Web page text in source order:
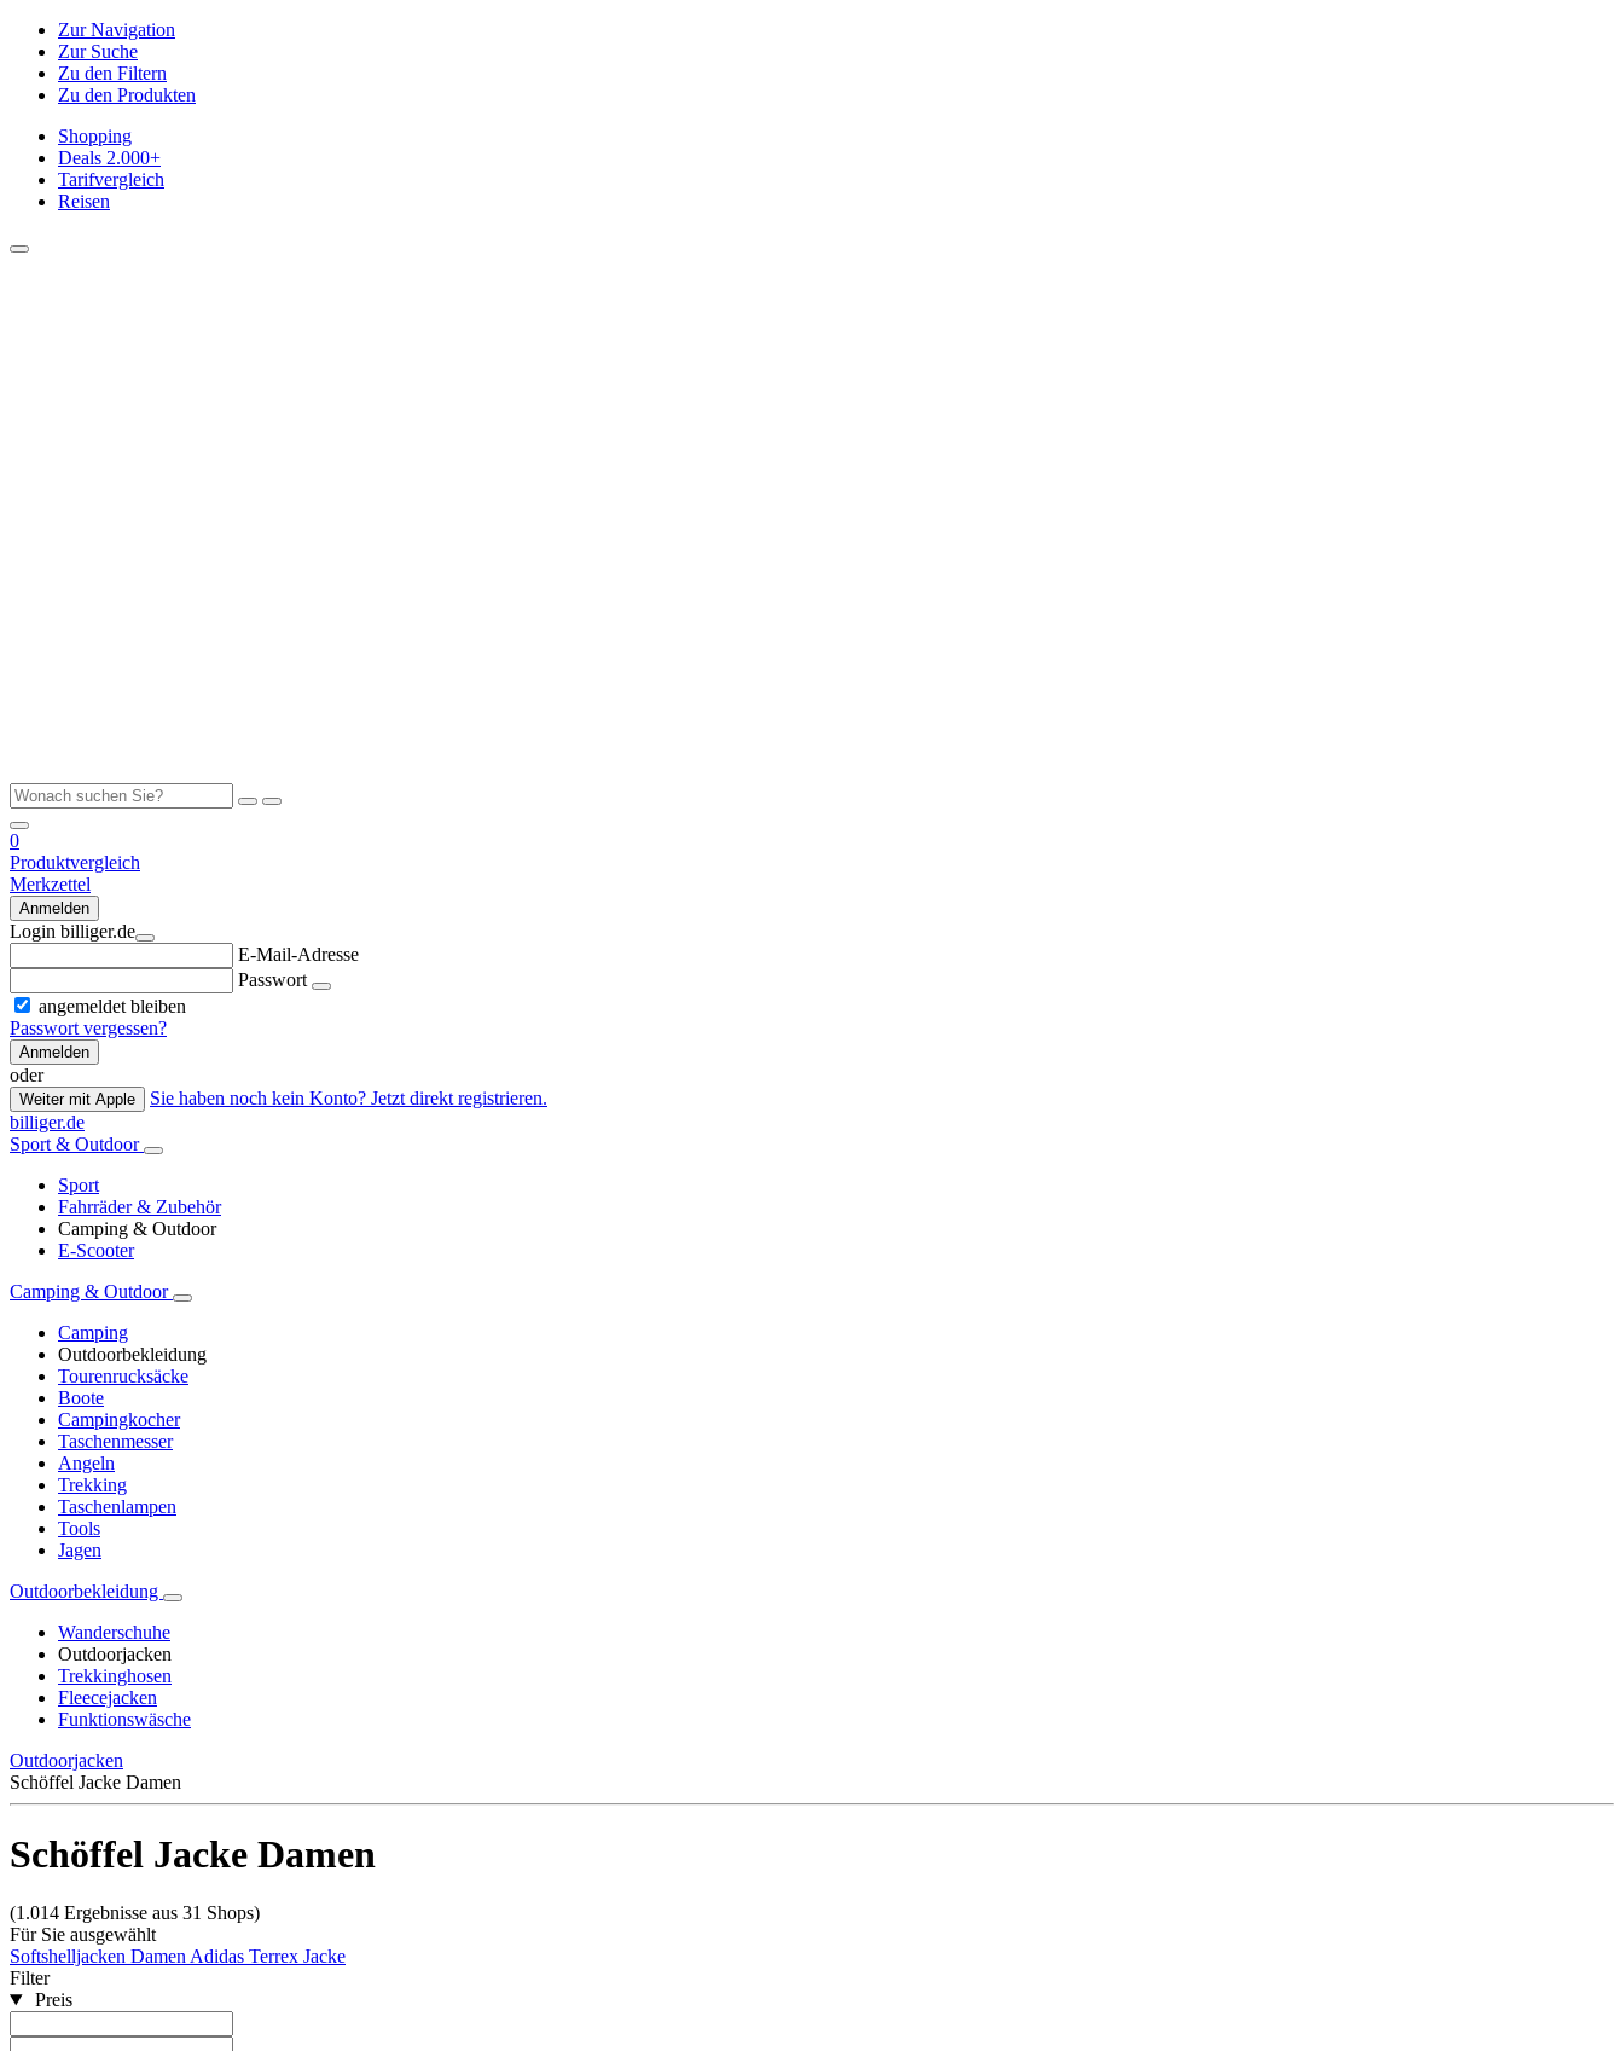
Zur Navigation
Zur Suche
Zu den Filtern
Zu den Produkten
Shopping
Deals 2.000+
Tarifvergleich
Reisen
0
Produktvergleich
Merkzettel
Anmelden
Login billiger.de
E-Mail-Adresse
Passwort
angemeldet bleiben
Passwort vergessen?
Anmelden
oder
Weiter mit Apple
Sie haben noch kein Konto? Jetzt direkt registrieren.
billiger.de
Sport & Outdoor
Sport
Fahrräder & Zubehör
Camping & Outdoor
E-Scooter
Camping & Outdoor
Camping
Outdoorbekleidung
Tourenrucksäcke
Boote
Campingkocher
Taschenmesser
Angeln
Trekking
Taschenlampen
Tools
Jagen
Outdoorbekleidung
Wanderschuhe
Outdoorjacken
Trekkinghosen
Fleecejacken
Funktionswäsche
Outdoorjacken
Schöffel Jacke Damen
Schöffel Jacke Damen
(1.014 Ergebnisse aus 31 Shops)
Für Sie ausgewählt
Softshelljacken Damen Adidas Terrex Jacke
Filter
Preis